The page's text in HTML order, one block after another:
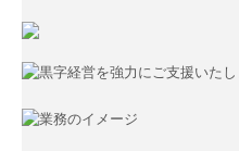
スタッフ紹介
お知らせ